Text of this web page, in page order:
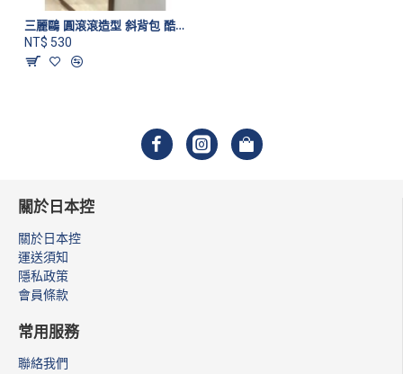
三麗鷗 圓滾滾造型 斜背包 酷洛米 (客訂)
NT$ 530
關於日本控
關於日本控
運送須知
隱私政策
會員條款
常用服務
聯絡我們